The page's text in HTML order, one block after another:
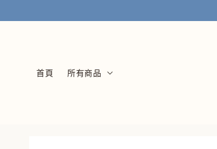
首頁 所有商品